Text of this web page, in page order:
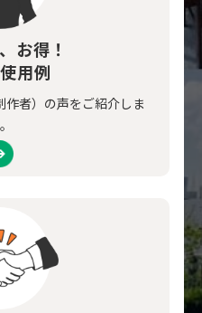
お得！
用例
者）の声をご紹介しま